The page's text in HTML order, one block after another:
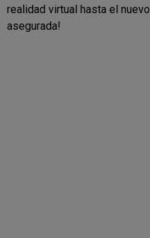
realidad virtual hasta el nuevo
asegurada!